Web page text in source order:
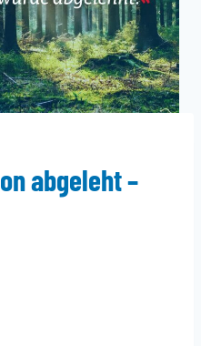
abgeleht –